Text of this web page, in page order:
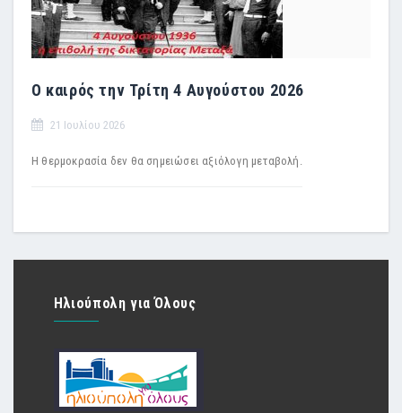
Ο καιρός την Τρίτη 4 Αυγούστου 2026
21 Ιουλίου 2026
Η θερμοκρασία δεν θα σημειώσει αξιόλογη μεταβολή.
Ηλιούπολη για Όλους